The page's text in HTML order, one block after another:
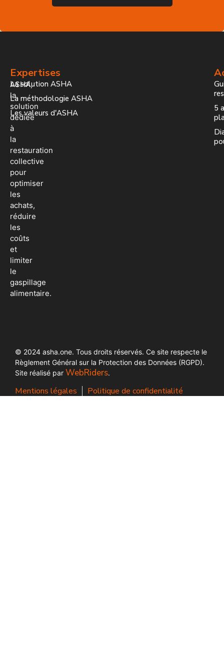
ASHA,
la
solution
dédiée
à
la
restauration
collective
pour
optimiser
les
achats,
réduire
les
coûts
et
limiter
le
gaspillage
alimentaire.
Expertises
La solution ASHA
La méthodologie ASHA
Les valeurs d'ASHA
5
© 2024 asha.one. Tous droits réservés. Ce site respecte le
Règlement Général sur la Protection des Données (RGPD).
Site réalisé par WebRiders.
Mentions légales Politique de confidentialité